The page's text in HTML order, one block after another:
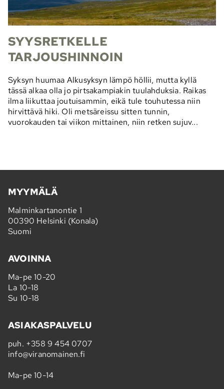
SYYSRETKELLE
TARJOUSHINNOIN
Syksyn huumaa Alkusyksyn lämpö höllii, mutta kyllä
tässä alkaa olla jo pirtsakampiakin tuulahduksia. Raikas
ilma liikuttaa joutuisammin, eikä tule touhutessa niin
hirvittävä hiki. Oli metsäreissu sitten tunnin,
vuorokauden tai viikon mittainen, niin retken sujuv...
MYYMÄLÄ
Malminkartanontie 1
00390 Helsinki (Konala)
Suomi
AVOINNA
Ma-pe 10-20
La 10-18
Su 10-18
ASIAKASPALVELU
puh. +358 9 454 0707
info@viranomainen.fi
Ma-pe 10-14